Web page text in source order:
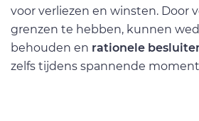
voor verliezen en winsten. Door
grenzen te hebben, kunnen
behouden en rationele
zelfs tijdens spannende